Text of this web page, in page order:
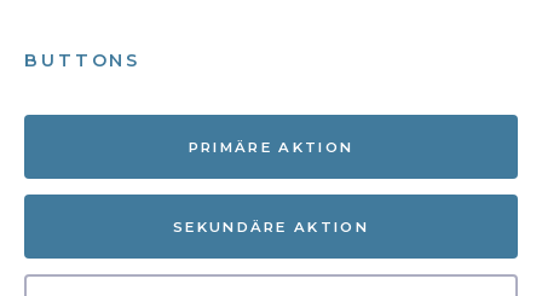
BUTTONS
PRIMÄRE AKTION
SEKUNDÄRE AKTION